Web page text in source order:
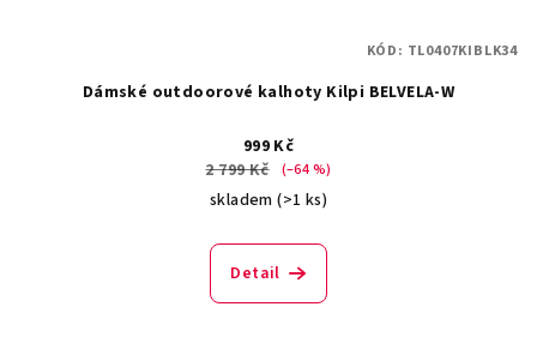
Dámské outdoorové kalhoty Kilpi BELVELA-W
999 Kč
2 799 Kč
(–64 %)
skladem(>1 ks)
Detail
KÓD: TL0407KIBLK34